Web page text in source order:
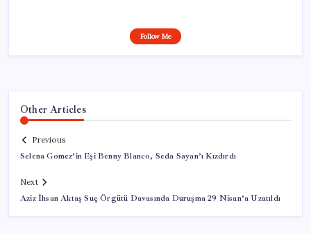
Follow Me
Other Articles
Previous
Selena Gomez’in Eşi Benny Blanco, Seda Sayan’ı Kızdırdı
Next
Aziz İhsan Aktaş Suç Örgütü Davasında Duruşma 29 Nisan’a Uzatıldı